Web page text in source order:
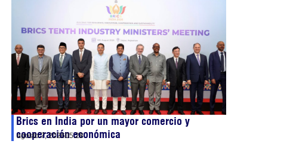
Brics en India por un mayor comercio y
cooperación económica
agosto 7, 202605:28